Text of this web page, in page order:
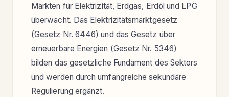
Märkten für Elektrizität, Erdgas, Erdöl und LPG
überwacht. Das Elektrizitätsmarktgesetz
(Gesetz Nr. 6446) und das Gesetz über
erneuerbare Energien (Gesetz Nr. 5346)
bilden das gesetzliche Fundament des Sektors
und werden durch umfangreiche sekundäre
Regulierung ergänzt.